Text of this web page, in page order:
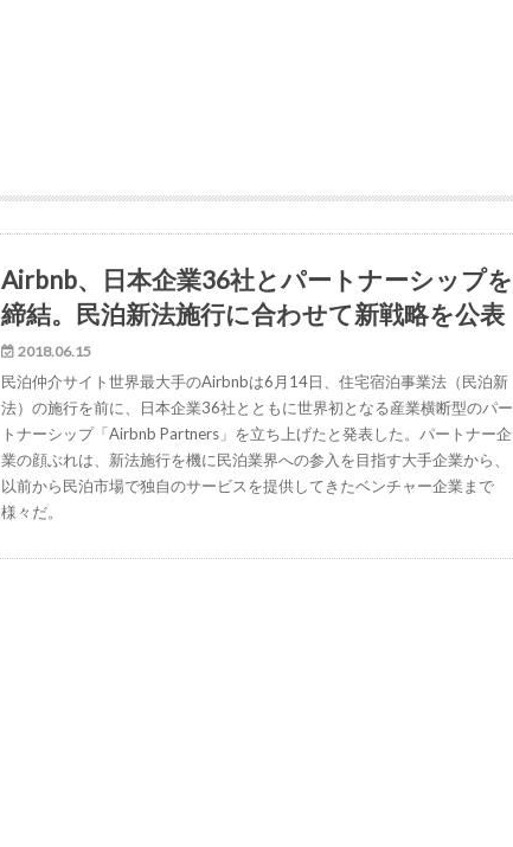
Airbnb、日本企業36社とパートナーシップを
締結。民泊新法施行に合わせて新戦略を公表
2018.06.15
民泊仲介サイト世界最大手のAirbnbは6月14日、住宅宿泊事業法（民泊新
法）の施行を前に、日本企業36社とともに世界初となる産業横断型のパー
トナーシップ「Airbnb Partners」を立ち上げたと発表した。パートナー企
業の顔ぶれは、新法施行を機に民泊業界への参入を目指す大手企業から、
以前から民泊市場で独自のサービスを提供してきたベンチャー企業まで
様々だ。